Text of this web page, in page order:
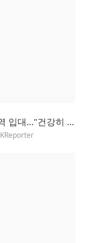
차은우, 현역 입대…"건강히 잘 다녀오겠다"
KReporter